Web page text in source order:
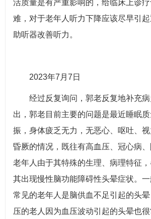
活质量是有严重影响的，给临床上诊
难，对于老年人听力下降应该尽早引
助听器改善听力。
2023年7月7日
经过反复询问，郭老反复地补充
出，郭老目前主要的问题是最近睡眠
振，身体疲乏无力，无恶心、呕吐、视
昏厥的情况，既往有高血压、冠心病、
老年人由于其特殊的生理、病理特征
其出现慢性脑功能障碍性头晕症状。
常见的老年人是脑供血不足引起的头
压的老人因为血压波动引起的头晕也